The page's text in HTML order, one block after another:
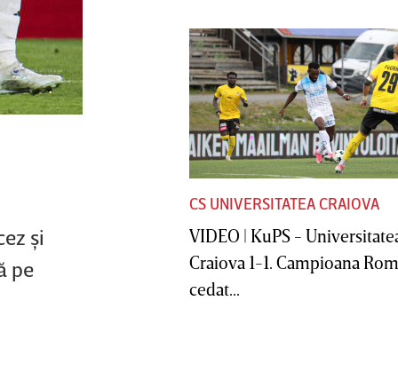
şi
pe
CS UNIVERSITATEA CRAIOVA
VIDEO | KuPS -
Craiova 1-1. Campioana
cedat...